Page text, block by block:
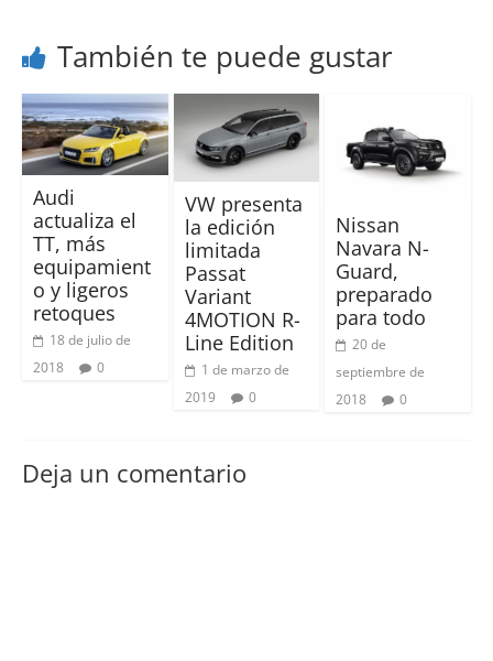
También te puede gustar
Audi
actualiza el
TT, más
equipamient
o y ligeros
retoques
18 de julio de
2018
0
VW presenta
la edición
limitada
Passat
Variant
4MOTION R-
Line Edition
1 de marzo de
2019
0
Nissan
Navara N-
Guard,
preparado
para todo
20 de
septiembre de
2018
0
Deja un comentario